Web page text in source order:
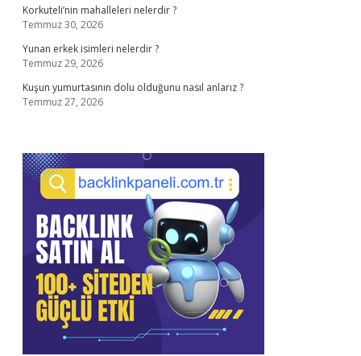
Korkuteli’nin mahalleleri nelerdir ?
Temmuz 30, 2026
Yunan erkek isimleri nelerdir ?
Temmuz 29, 2026
Kuşun yumurtasının dolu olduğunu nasıl anlarız ?
Temmuz 27, 2026